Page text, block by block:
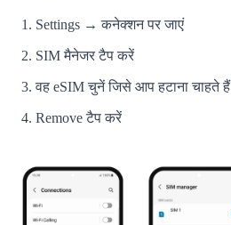
Settings → कनेक्शन पर जाएं
SIM मैनेजर टैप करें
वह eSIM चुनें जिसे आप हटाना चाहते हैं
Remove टैप करें